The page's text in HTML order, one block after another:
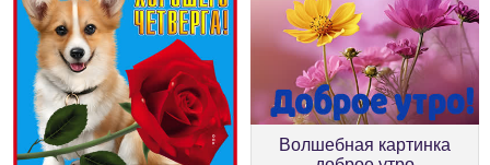
Волшебная картинка